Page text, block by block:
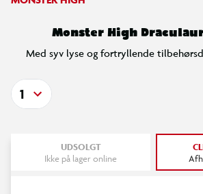
Monster High
Med syv lyse og fortryllende
1
UDSOLGT
Ikke på lager online